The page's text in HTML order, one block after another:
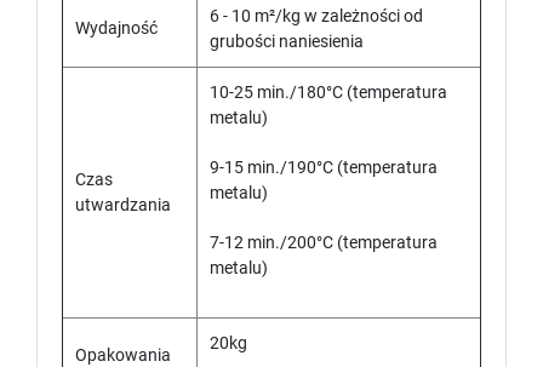
Wydajność
6 - 10 m²/kg w zależności od
grubości naniesienia
Czas
utwardzania
10-25 min./180°C (temperatura
metalu)
9-15 min./190°C (temperatura
metalu)
7-12 min./200°C (temperatura
metalu)
Opakowania
20kg